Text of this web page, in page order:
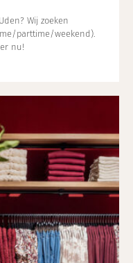
Wij zoeken
parttime/weekend).
nu!